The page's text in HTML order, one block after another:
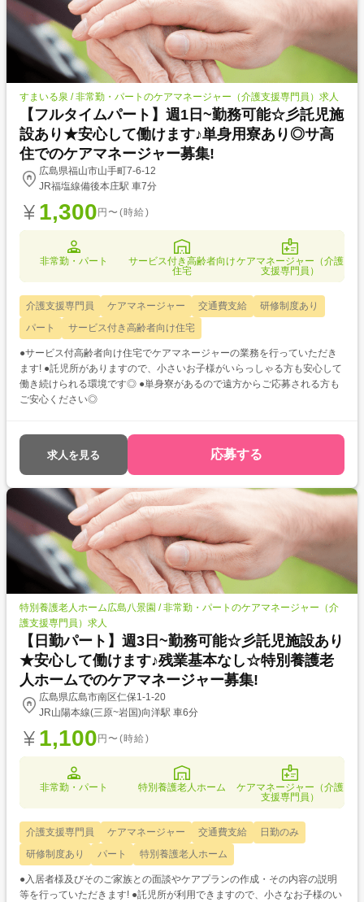
すまいる泉 / 非常勤・パートのケアマネージャー（介護支援専門員）求人
【フルタイムパート】週1日~勤務可能☆彡託児施
設あり★安心して働けます♪単身用寮あり◎サ高
住でのケアマネージャー募集!
広島県福山市山手町7-6-12
JR福塩線備後本庄駅 車7分
1,300 円〜(時給)
非常勤・パート
サービス付き高齢者向け
住宅
ケアマネージャー（介護
支援専門員）
介護支援専門員 ケアマネージャー 交通費支給
研修制度あり
パート
サービス付き高齢者向け住宅
●サービス付高齢者向け住宅でケアマネージャーの業務を行っていただき
ます! ●託児所がありますので、小さいお子様がいらっしゃる方も安心して
働き続けられる環境です◎ ●単身寮があるので遠方からご応募される方も
ご安心ください◎
求人を見る 応募する
特別養護老人ホーム広島八景園 / 非常勤・パートのケアマネージャー（介
護支援専門員）求人
【日勤パート】週3日~勤務可能☆彡託児施設あり
★安心して働けます♪残業基本なし☆特別養護老
人ホームでのケアマネージャー募集!
広島県広島市南区仁保1-1-20
JR山陽本線(三原~岩国)向洋駅 車6分
1,100 円〜(時給)
非常勤・パート 特別養護老人ホーム
ケアマネージャー（介護
支援専門員）
介護支援専門員 ケアマネージャー 交通費支給
日勤のみ
研修制度あり
パート 特別養護老人ホーム
●入居者様及びそのご家族との面談やケアプランの作成・その内容の説明
等を行っていただきます! ●託児所が利用できますので、小さなお子様のい